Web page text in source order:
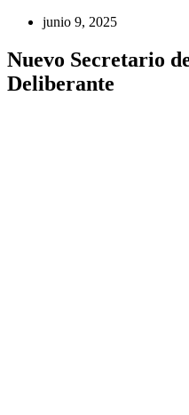
junio 9, 2025
Nuevo Secretario
Deliberante